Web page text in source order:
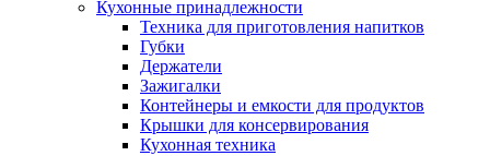
Кухонные принадлежности
Техника для приготовления напитков
Губки
Держатели
Зажигалки
Контейнеры и емкости для продуктов
Крышки для консервирования
Кухонная техника